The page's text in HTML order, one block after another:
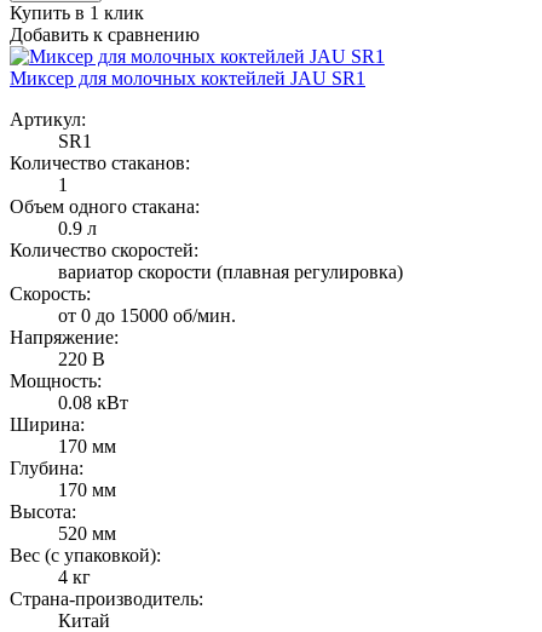
Купить в 1 клик
Добавить к сравнению
Миксер для молочных коктейлей JAU SR1
Артикул:
SR1
Количество стаканов:
1
Объем одного стакана:
0.9 л
Количество скоростей:
вариатор скорости (плавная регулировка)
Скорость:
от 0 до 15000 об/мин.
Напряжение:
220 В
Мощность:
0.08 кВт
Ширина:
170 мм
Глубина:
170 мм
Высота:
520 мм
Вес (с упаковкой):
4 кг
Страна-производитель:
Китай